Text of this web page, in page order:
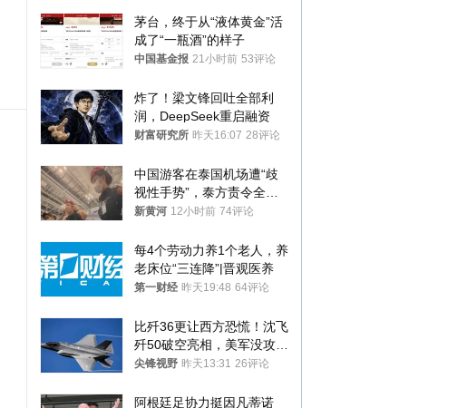
茅台，终于从“液体黄金”活
成了“一瓶酒”的样子
中国基金报 21小时前 53评论
炸了！梁文锋回吐全部利
润，DeepSeek重启融资
财富研究所 昨天16:07 28评论
中国游客在泰国机场遭“歧
视性手势”，泰方责令全面
调查，对责任人采取最严厉
新黄河 12小时前 74评论
每4个劳动力养1个老人，养
老床位“三连降”|晋观医养
第一财经 昨天19:48 64评论
比歼36更让西方恐慌！沈飞
歼50破空亮相，美军没攻克
的技术被拿下
尖锋视野 昨天13:31 26评论
阿根廷足协力挺因凡蒂诺